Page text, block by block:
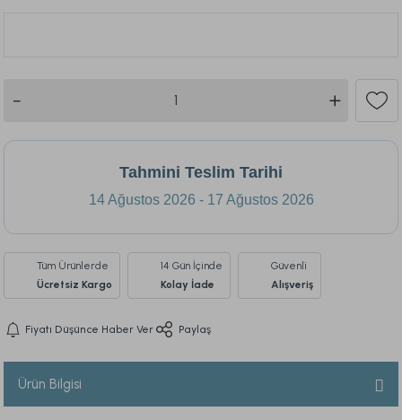
Tahmini Teslim Tarihi
14 Ağustos 2026 - 17 Ağustos 2026
Tüm Ürünlerde
Ücretsiz Kargo
14 Gün İçinde
Kolay İade
Güvenli
Alışveriş
Fiyatı Düşünce Haber Ver Paylaş
Ürün Bilgisi